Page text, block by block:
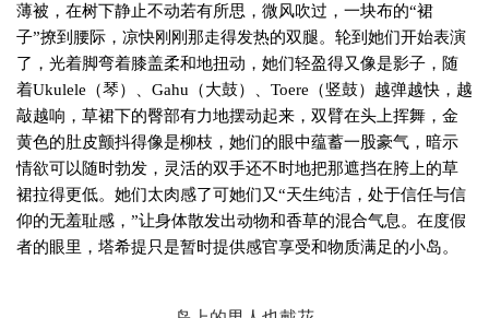
薄被，在树下静止不动若有所思，微风吹过，一块布的“裙
子”撩到腰际，凉快刚刚那走得发热的双腿。轮到她们开始表演
了，光着脚弯着膝盖柔和地扭动，她们轻盈得又像是影子，随
着Ukulele （琴）、 Gahu （大鼓）、 Toere （竖鼓）越弹越快，越
敲越响，草裙下的臀部有力地摆动起来，双臂在头上挥舞，金
黄色的肚皮颤抖得像是柳枝，她们的眼中蕴蓄一股豪气，暗示
情欲可以随时勃发，灵活的双手还不时地把那遮挡在胯上的草
裙拉得更低。她们太肉感了可她们又“天生纯洁，处于信任与信
仰的无羞耻感，”让身体散发出动物和香草的混合气息。在度假
者的眼里，塔希提只是暂时提供感官享受和物质满足的小岛。